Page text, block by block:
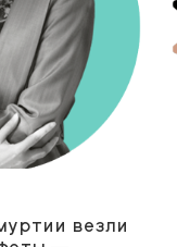
везли